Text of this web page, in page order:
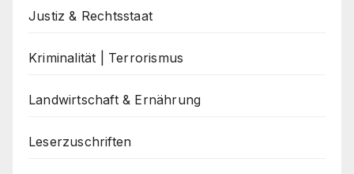
Justiz & Rechtsstaat
Kriminalität | Terrorismus
Landwirtschaft & Ernährung
Leserzuschriften